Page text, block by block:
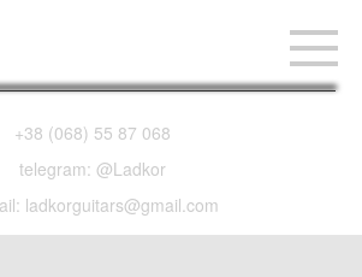
+38 (068) 55 87 068
telegram: @Ladkor
ladkorguitars@gmail.com